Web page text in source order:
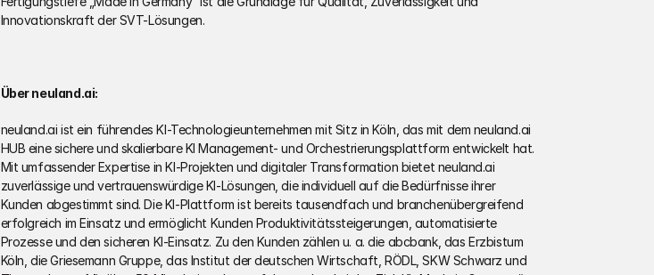
Innovationskraft der SVT-Lösungen.
Über neuland.ai:
neuland.ai ist ein führendes KI-Technologieunternehmen mit Sitz in Köln, das mit dem neuland.ai
HUB eine sichere und skalierbare KI Management- und Orchestrierungsplattform entwickelt hat.
Mit umfassender Expertise in KI-Projekten und digitaler Transformation bietet neuland.ai
zuverlässige und vertrauenswürdige KI-Lösungen, die individuell auf die Bedürfnisse ihrer
Kunden abgestimmt sind. Die KI-Plattform ist bereits tausendfach und branchenübergreifend
erfolgreich im Einsatz und ermöglicht Kunden Produktivitätssteigerungen, automatisierte
Prozesse und den sicheren KI-Einsatz. Zu den Kunden zählen u. a. die abcbank, das Erzbistum
Köln, die Griesemann Gruppe, das Institut der deutschen Wirtschaft, RÖDL, SKW Schwarz und